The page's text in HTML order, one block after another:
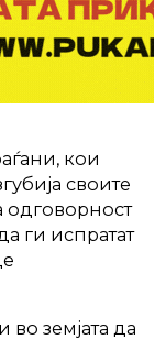
кои
своите
одговорност
ги испратат
земјата да